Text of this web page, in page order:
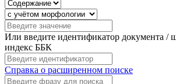
Или введите идентификатор документа /
индекс ББК
Справка о расширенном поиске